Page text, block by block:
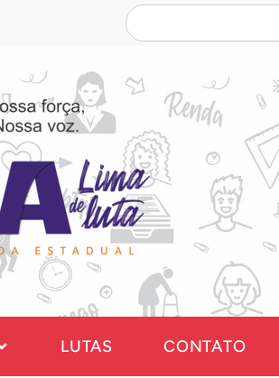
LUTAS CONTATO